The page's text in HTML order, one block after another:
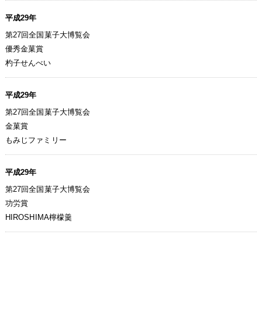
平成29年
第27回全国菓子大博覧会
優秀金菓賞
杓子せんべい
平成29年
第27回全国菓子大博覧会
金菓賞
もみじファミリー
平成29年
第27回全国菓子大博覧会
功労賞
HIROSHIMA檸檬羹